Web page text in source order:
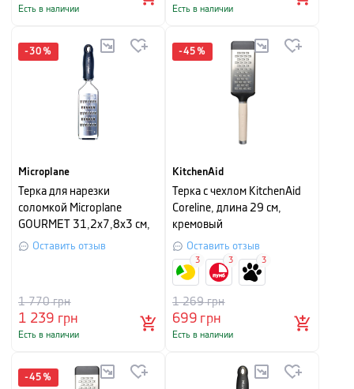
Есть в наличии Есть в наличии
-30 %
Microplane
Терка для нарезки
соломкой Microplane
GOURMET 31,2х7,8х3 см,
черный
Оставить отзыв
1 239 грн
1 770грн
Есть в наличии
-45 %
KitchenAid
Терка с чехлом KitchenAid
Coreline, длина 29 см,
кремовый
Оставить отзыв
699грн
1 269грн
Есть в наличии
3 3 3
-45 %